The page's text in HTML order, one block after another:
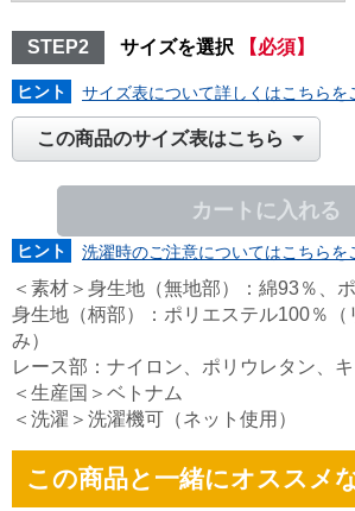
STEP2 サイズを選択 【必須】
ヒント サイズ表について詳しくはこちらを
この商品のサイズ表はこちら
カートに入れる
ヒント 洗濯時のご注意についてはこちらを
＜素材＞身生地（無地部）：綿93％、
身生地（柄部）：ポリエステル100％（
み）
レース部：ナイロン、ポリウレタン、
＜生産国＞ベトナム
＜洗濯＞洗濯機可（ネット使用）
この商品と一緒にオススメ